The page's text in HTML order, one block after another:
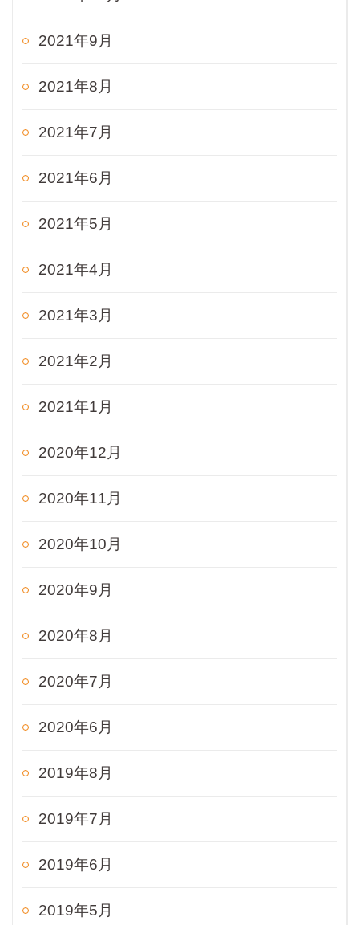
2021年9月
2021年8月
2021年7月
2021年6月
2021年5月
2021年4月
2021年3月
2021年2月
2021年1月
2020年12月
2020年11月
2020年10月
2020年9月
2020年8月
2020年7月
2020年6月
2019年8月
2019年7月
2019年6月
2019年5月